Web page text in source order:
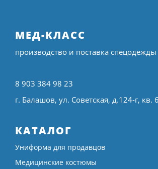
МЕД-КЛАСС
производство и поставка спецодежды
8 903 384 98 23
г. Балашов, ул. Советская, д.124-г, кв. 6
КАТАЛОГ
Униформа для продавцов
Медицинские костюмы